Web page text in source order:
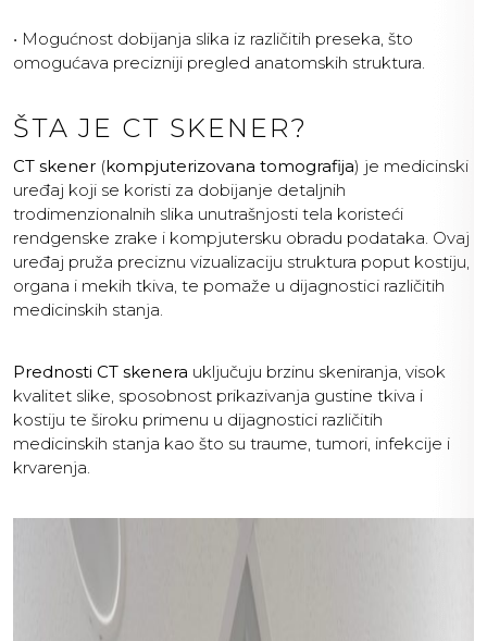
• Mogućnost dobijanja slika iz različitih preseka, što
omogućava precizniji pregled anatomskih struktura.
ŠTA JE CT SKENER?
CT skener (kompjuterizovana tomografija) je medicinski
uređaj koji se koristi za dobijanje detaljnih
trodimenzionalnih slika unutrašnjosti tela koristeći
rendgenske zrake i kompjutersku obradu podataka. Ovaj
uređaj pruža preciznu vizualizaciju struktura poput kostiju,
organa i mekih tkiva, te pomaže u dijagnostici različitih
medicinskih stanja.
Prednosti CT skenera uključuju brzinu skeniranja, visok
kvalitet slike, sposobnost prikazivanja gustine tkiva i
kostiju te široku primenu u dijagnostici različitih
medicinskih stanja kao što su traume, tumori, infekcije i
krvarenja.